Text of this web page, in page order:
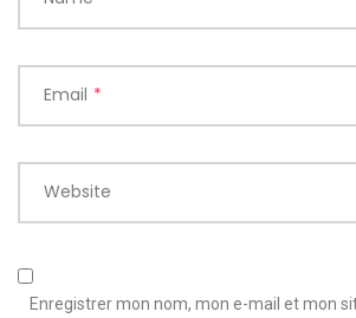
Email *
Website
Enregistrer mon nom, mon e-mail et mon